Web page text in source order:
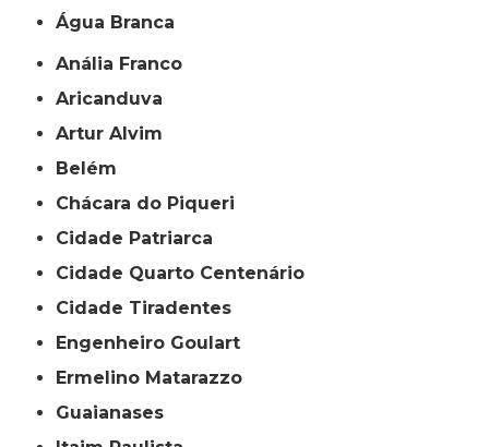
Água Branca
Anália Franco
Aricanduva
Artur Alvim
Belém
Chácara do Piqueri
Cidade Patriarca
Cidade Quarto Centenário
Cidade Tiradentes
Engenheiro Goulart
Ermelino Matarazzo
Guaianases